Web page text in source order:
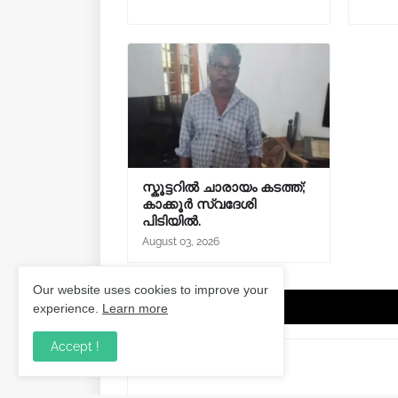
സ്കൂട്ടറിൽ ചാരായം കടത്ത്;
കാക്കൂർ സ്വദേശി
പിടിയിൽ.
August 03, 2026
Post a Comment
Our website uses cookies to improve your
experience. Learn more
Accept !